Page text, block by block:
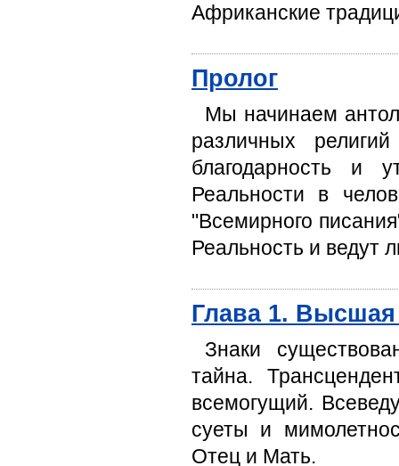
Африканские
Пролог
Мы начинаем
различных
благодарность и
Реальности в
"Всемирного
Реальность и ведут
Глава 1. Высшая
Знаки
тайна.
всемогущий.
суеты и
Отец и Мать.